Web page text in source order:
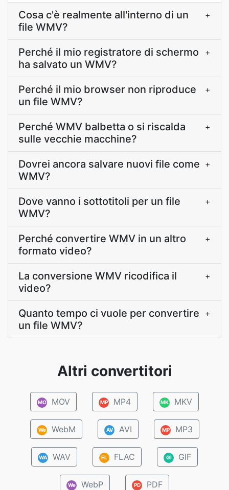
Cosa c'è realmente all'interno di un
file WMV?
+
Perché il mio registratore di schermo
ha salvato un WMV?
+
Perché il mio browser non riproduce
un file WMV?
+
Perché WMV balbetta o si riscalda
sulle vecchie macchine?
+
Dovrei ancora salvare nuovi file come
WMV?
+
Dove vanno i sottotitoli per un file
WMV?
+
Perché convertire WMV in un altro
formato video?
+
La conversione WMV ricodifica il
video?
+
Quanto tempo ci vuole per convertire
un file WMV?
+
Altri convertitori
MO MOV MP MP4 MK MKV
We WebM AV AVI MP MP3
WA WAV FL FLAC GI GIF
We WebP PD PDF